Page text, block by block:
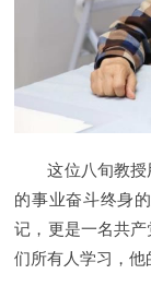
这位八旬教
的事业奋斗终身
记，更是一名共
们所有人学习，他